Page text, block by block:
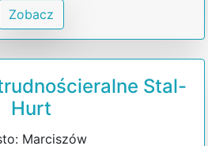
Zobacz
Stal-
Hurt
Marciszów